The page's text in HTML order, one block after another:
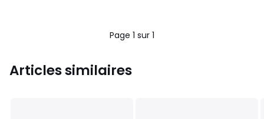
Page 1 sur 1
Articles similaires